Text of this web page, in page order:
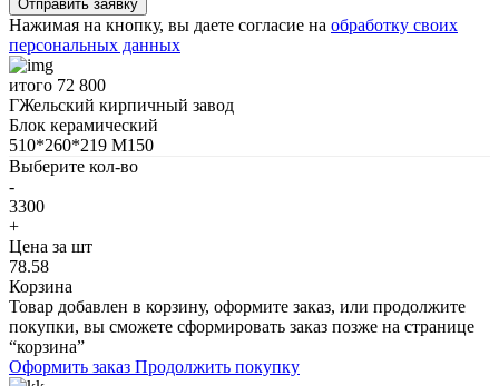
Нажимая на кнопку, вы даете согласие на обработку своих
персональных данных
итого 72 800
ГЖельский кирпичный завод
Блок керамический
510*260*219 М150
Выберите кол-во
-
3300
+
Цена за шт
78.58
Корзина
Товар добавлен в корзину, оформите заказ, или продолжите
покупки, вы сможете сформировать заказ позже на странице
“корзина”
Оформить заказ Продолжить покупку